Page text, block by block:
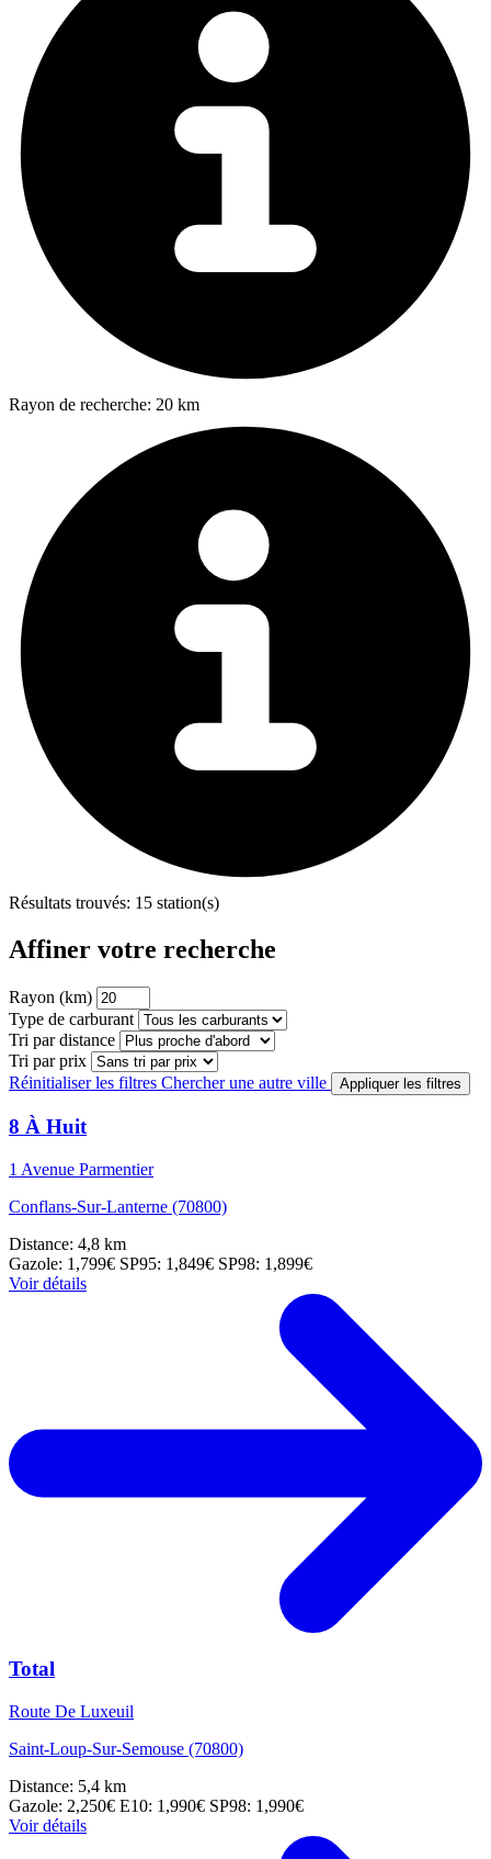
Rayon de recherche: 20 km
Résultats trouvés: 15 station(s)
Affiner votre recherche
Rayon (km)
Type de carburant
Tri par distance
Tri par prix
Réinitialiser les filtres Chercher une autre ville Appliquer les filtres
8 À Huit
1 Avenue Parmentier
Conflans-Sur-Lanterne (70800)
Distance: 4,8 km
Gazole: 1,799€ SP95: 1,849€ SP98: 1,899€
Voir détails
Total
Route De Luxeuil
Saint-Loup-Sur-Semouse (70800)
Distance: 5,4 km
Gazole: 2,250€ E10: 1,990€ SP98: 1,990€
Voir détails